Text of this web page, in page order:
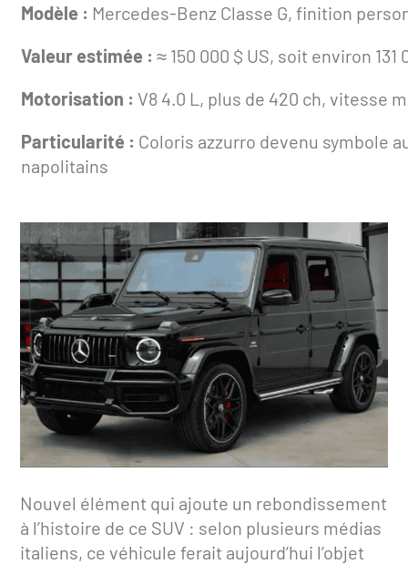
Modèle : Mercedes-Benz Classe G, finition
Valeur estimée :≈ 150 000 $ US, soit environ 131
Motorisation :V8 4.0 L, plus de 420 ch, vitesse
Particularité : Coloris azzurro devenu symbole
napolitains
Nouvel élément qui ajoute un rebondissement
à l’histoire de ce SUV : selon plusieurs médias
italiens, ce véhicule ferait aujourd’hui l’objet